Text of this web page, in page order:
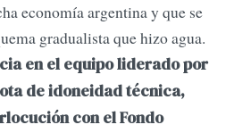
economía argentina y que se
gradualista que hizo agua.
en el equipo liderado por
de idoneidad técnica,
con el Fondo